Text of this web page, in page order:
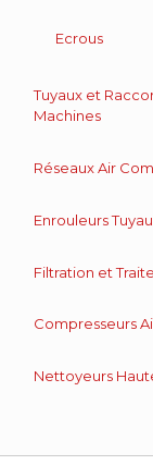
Ecrous
Tuyaux et
Machines
Réseaux Air
Enrouleurs
Filtration et
Compresseurs
Nettoyeurs